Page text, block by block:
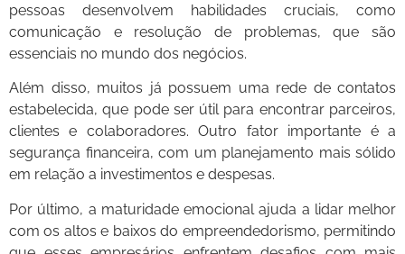
pessoas desenvolvem habilidades cruciais, como
comunicação e resolução de problemas, que são
essenciais no mundo dos negócios.
Além disso, muitos já possuem uma rede de contatos
estabelecida, que pode ser útil para encontrar parceiros,
clientes e colaboradores. Outro fator importante é a
segurança financeira, com um planejamento mais sólido
em relação a investimentos e despesas.
Por último, a maturidade emocional ajuda a lidar melhor
com os altos e baixos do empreendedorismo, permitindo